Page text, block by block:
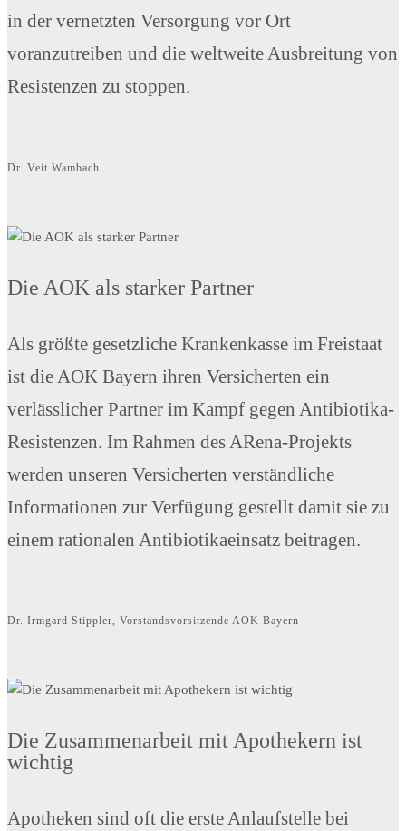
in der vernetzten Versorgung vor Ort
voranzutreiben und die weltweite Ausbreitung von
Resistenzen zu stoppen.
Dr. Veit Wambach
Die AOK als starker Partner
Als größte gesetzliche Krankenkasse im Freistaat
ist die AOK Bayern ihren Versicherten ein
verlässlicher Partner im Kampf gegen Antibiotika-
Resistenzen. Im Rahmen des ARena-Projekts
werden unseren Versicherten verständliche
Informationen zur Verfügung gestellt damit sie zu
einem rationalen Antibiotikaeinsatz beitragen.
Dr. Irmgard Stippler, Vorstandsvorsitzende AOK Bayern
Die Zusammenarbeit mit Apothekern ist
wichtig
Apotheken sind oft die erste Anlaufstelle bei